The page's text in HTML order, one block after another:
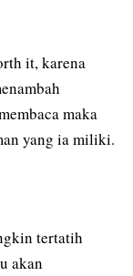
it, karena
maka
yang ia miliki.
tertatih
akan